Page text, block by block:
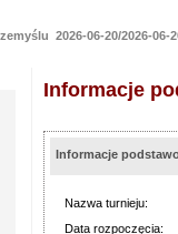
2026-06-20/2026-06-
Informacje
Informacje
Nazwa turnieju:
Data rozpoczęcia: